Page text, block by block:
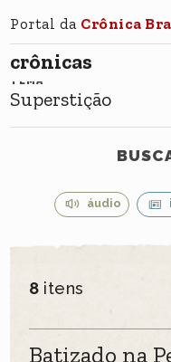
Portal da Crônica
crônicas
TEMA
Superstição
áudio
8 itens
Batizado na